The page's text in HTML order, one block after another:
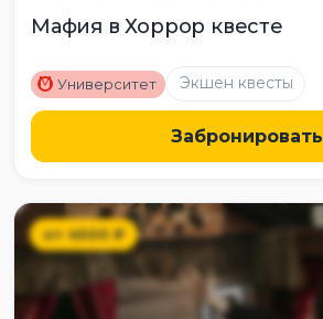
Мафия в Хоррор квесте
M Университет Экшен квесты
Забронировать
от4500₽